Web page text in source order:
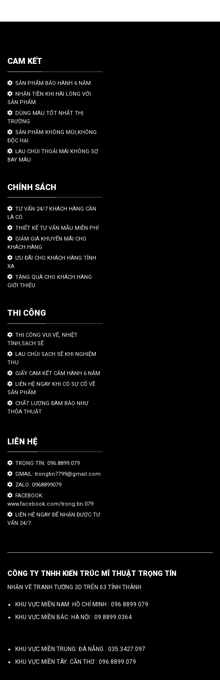
CAM KẾT
SẢN PHẨM BẢO HÀNH 6 NĂM
NHẬN TIỀN KHI HÀI LÒNG VỚI
SẢN PHẨM
DÙNG MÀU TỐT NHẤT THỊ
TRƯỜNG
SẢN PHẦM KHÔNG MÙI,KHÔNG
ĐỘC HẠI
LAU CHÙI THOẢI MÁI KHÔNG SỢ
BAY MÀU
CHÍNH SÁCH
TƯ VẤN 24/7 KHÁCH HÀNG CẦN
LÀ CÓ
THIẾT KẾ TƯ VẤN MẪU MIỄN PHÍ
GIẢM GIÁ KHUYẾN MÃI CHO
KHÁCH HÀNG
ƯU ĐÃI CHO KHÁCH HÀNG TỈNH
XA
TẶNG QUÀ CHO KHÁCH HÀNG
GIỚI THIỆU
THI CÔNG
THI CÔNG VUI VẼ, NHIỆT
TÌNH,SẠCH SẼ
LAU CHÙI SẠCH SẼ KHI NGHIỆM
THU
GIẤY CAM KẾT CẢM HÀNH 6 NĂM
LIÊN HỆ NGAY KHI CÓ SỰ CỐ VỀ
SẢN PHẨM
CHẤT LƯỢNG ĐÀM BẢO NHƯ
THỎA THUẬT
LIÊN HỆ
TRỌNG TÍN: 096.8899.079
GMAIL: trongtin7799@gmail.com
ZALO: 0968899079
FACEBOOK:
www.facebook.com/trong.tin.079
LIÊN HỆ NGAY ĐỂ NHẬN ĐƯỢC TƯ
VẤN 24/7.
CÔNG TY TNHH KIẾN TRÚC MĨ THUẬT TRỌNG TÍN
NHẬN VẼ TRANH TƯỜNG 3D TRÊN 63 TỈNH THÀNH
KHU VỰC MIỀN NAM: HỒ CHÍ MINH : 096 8899 079
KHU VỰC MIỀN BẮC: HÀ NỘI : 09.8899.0364
KHU VỰC MIỀN TRUNG: ĐÀ NẴNG : 035.3427.097
KHU VỰC MIỀN TÂY: CẦN THƠ : 096.8899.079